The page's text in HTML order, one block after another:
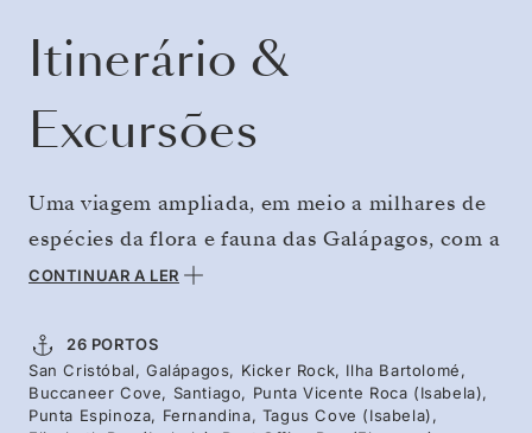
Itinerário &
Excursões
Uma viagem ampliada, em meio a milhares de
espécies da flora e fauna das Galápagos, com a
companhia de nossa equipe de especialistas.
Humboldt, as águas das ilhas mais a oeste se
transformam espetacularmente: pinguins e
cormorões em pleno banquete, avistamentos
CONTINUAR A LER
26 PORTOS
San Cristóbal, Galápagos, Kicker Rock, Ilha Bartolomé,
Buccaneer Cove, Santiago, Punta Vicente Roca (Isabela),
Punta Espinoza, Fernandina, Tagus Cove (Isabela),